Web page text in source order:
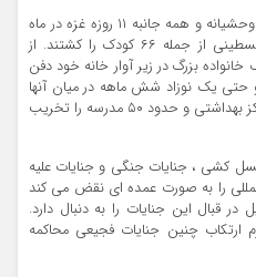
وی اظهار داشت: تنها در جریان جنگ وحشیانه و همه جانبه ۱۱ روزه غزه در ماه
می ۲۰۲۱، نیروهای اسرائیلی ۲۵۳ فلسطینی از جمله ۶۶ کودک را کشتند. از
از اعضای یک خانواده بزرگ در زیر آوار خانه خود دفن
حتی یک نوزاد شش ماهه در میان آنها
بود.نیروهای اسرائیلی همچنین ۳۰ مرکز بهداشتی و حدود ۵۰ مدرسه را تخریب
کشی ، جنایات جنگی و جنایات علیه
را به صورت عمده ای نقض می کند
در قبال این جنایات را به دنبال دارد.
ارتکاب چنین جنایات فجیعی محاکمه